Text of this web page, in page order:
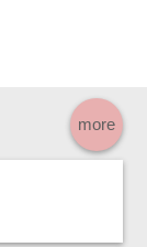
more